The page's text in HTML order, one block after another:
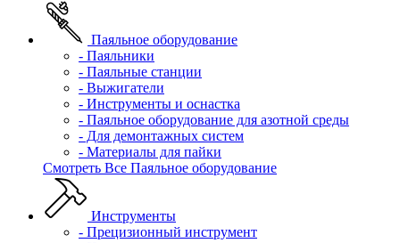
Паяльное оборудование
- Паяльники
- Паяльные станции
- Выжигатели
- Инструменты и оснастка
- Паяльное оборудование для азотной среды
- Для демонтажных систем
- Материалы для пайки
Смотреть Все Паяльное оборудование
Инструменты
- Прецизионный инструмент